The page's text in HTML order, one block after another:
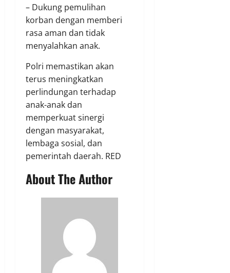
– Dukung pemulihan
korban dengan memberi
rasa aman dan tidak
menyalahkan anak.
Polri memastikan akan
terus meningkatkan
perlindungan terhadap
anak-anak dan
memperkuat sinergi
dengan masyarakat,
lembaga sosial, dan
pemerintah daerah. RED
About The Author